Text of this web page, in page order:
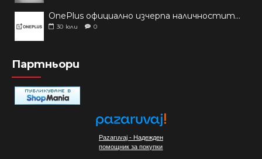
OnePlus официално изчерпа наличностите си от телефони на основни пазари
30 юли 0
Партньори
Pazaruvaj - Надежден
помощник за покупки